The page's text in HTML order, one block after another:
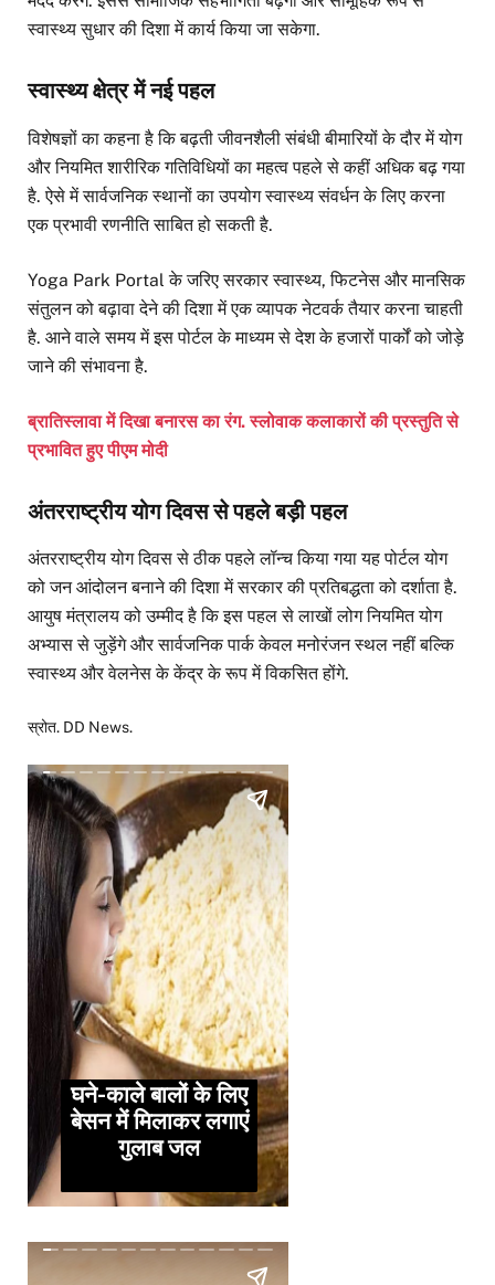
स्वास्थ्य सुधार की दिशा में कार्य किया जा सकेगा.
स्वास्थ्य क्षेत्र में नई पहल
विशेषज्ञों का कहना है कि बढ़ती जीवनशैली संबंधी बीमारियों के दौर में योग
और नियमित शारीरिक गतिविधियों का महत्व पहले से कहीं अधिक बढ़ गया
है. ऐसे में सार्वजनिक स्थानों का उपयोग स्वास्थ्य संवर्धन के लिए करना
एक प्रभावी रणनीति साबित हो सकती है.
Yoga Park Portal के जरिए सरकार स्वास्थ्य, फिटनेस और मानसिक
संतुलन को बढ़ावा देने की दिशा में एक व्यापक नेटवर्क तैयार करना चाहती
है. आने वाले समय में इस पोर्टल के माध्यम से देश के हजारों पार्कों को जोड़े
जाने की संभावना है.
ब्रातिस्लावा में दिखा बनारस का रंग. स्लोवाक कलाकारों की प्रस्तुति से
प्रभावित हुए पीएम मोदी
अंतरराष्ट्रीय योग दिवस से पहले बड़ी पहल
अंतरराष्ट्रीय योग दिवस से ठीक पहले लॉन्च किया गया यह पोर्टल योग
को जन आंदोलन बनाने की दिशा में सरकार की प्रतिबद्धता को दर्शाता है.
आयुष मंत्रालय को उम्मीद है कि इस पहल से लाखों लोग नियमित योग
अभ्यास से जुड़ेंगे और सार्वजनिक पार्क केवल मनोरंजन स्थल नहीं बल्कि
स्वास्थ्य और वेलनेस के केंद्र के रूप में विकसित होंगे.
स्रोत. DD News.